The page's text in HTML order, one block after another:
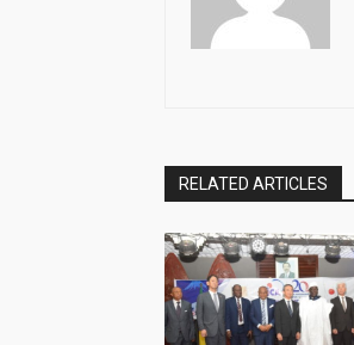
RELATED ARTICLES